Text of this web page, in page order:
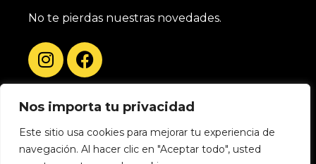
Nos importa tu privacidad
Este sitio usa cookies para mejorar tu experiencia de
navegación. Al hacer clic en "Aceptar todo", usted
No te pierdas nuestras novedades.